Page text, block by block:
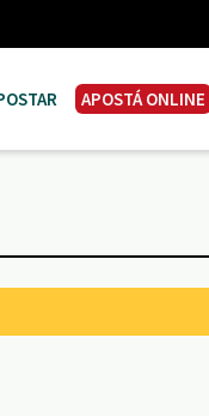
APOSTÁ ONLINE